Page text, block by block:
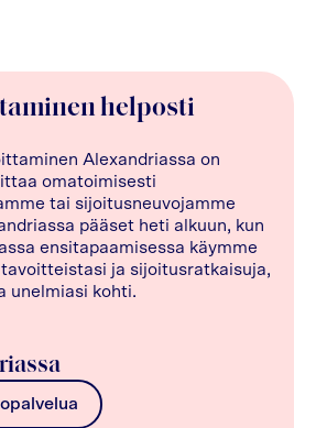
helposti
Alexandriassa on
omatoimisesti
tai sijoitusneuvojamme
pääset heti alkuun, kun
ensitapaamisessa käymme
tavoitteistasi ja sijoitusratkaisuja,
unelmiasi kohti.